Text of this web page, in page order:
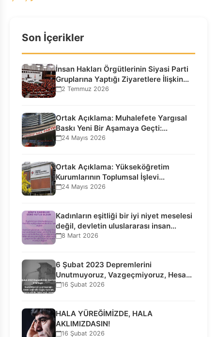
Son İçerikler
İnsan Hakları Örgütlerinin Siyasi Parti
Gruplarına Yaptığı Ziyaretlere İlişkin
Bilgilendirme…
2 Temmuz 2026
Ortak Açıklama: Muhalefete Yargısal
Baskı Yeni Bir Aşamaya Geçti:
Seçilmiş…
24 Mayıs 2026
Ortak Açıklama: Yükseköğretim
Kurumlarının Toplumsal İşlevi
Kurucularının Ticari Akıbetine
24 Mayıs 2026
Kadınların eşitliği bir iyi niyet meselesi
değil, devletin uluslararası insan…
8 Mart 2026
6 Şubat 2023 Depremlerini
Unutmuyoruz, Vazgeçmiyoruz, Hesap
Sorulmasını İstiyoruz!
16 Şubat 2026
HALA YÜREĞİMİZDE, HALA
AKLIMIZDASIN!
16 Şubat 2026